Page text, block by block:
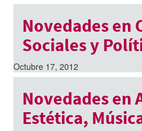
Novedades en
Sociales y
Octubre 17, 2012
Novedades en
Estética,